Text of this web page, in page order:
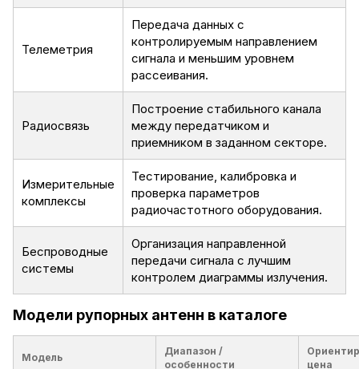
Телеметрия
Передача данных с
контролируемым направлением
сигнала и меньшим уровнем
рассеивания.
Радиосвязь
Построение стабильного канала
между передатчиком и
приемником в заданном секторе.
Измерительные
комплексы
Тестирование, калибровка и
проверка параметров
радиочастотного оборудования.
Беспроводные
системы
Организация направленной
передачи сигнала с лучшим
контролем диаграммы излучения.
Модели рупорных антенн в каталоге
Модель
Диапазон /
особенности
цена